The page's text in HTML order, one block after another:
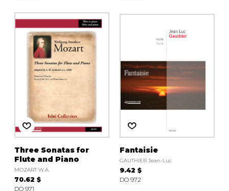
Three Sonatas for
Flute and Piano
MOZART W.A.
70.62 $
DO 971
Fantaisie
GAUTHIER Jean-Luc
9.42 $
DO 972